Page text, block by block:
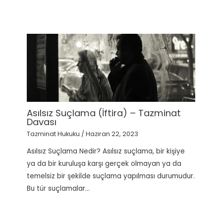
Asılsız Suçlama (İftira) – Tazminat
Davası
Tazminat Hukuku /Haziran 22, 2023
Asılsız Suçlama Nedir? Asılsız suçlama, bir kişiye
ya da bir kuruluşa karşı gerçek olmayan ya da
temelsiz bir şekilde suçlama yapılması durumudur.
Bu tür suçlamalar…